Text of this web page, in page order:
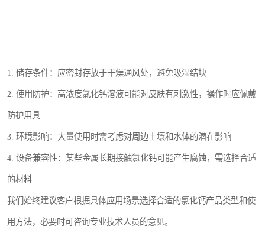
1. 储存条件：应密封存放于干燥通风处，避免吸湿结块
2. 使用防护：高浓度氯化钙溶液可能对皮肤有刺激性，操作时应佩戴
防护用具
3. 环境影响：大量使用时需考虑对周边土壤和水体的潜在影响
4. 设备兼容性：某些金属长期接触氯化钙可能产生腐蚀，需选择合适
的材料
我们始终建议客户根据具体应用场景选择合适的氯化钙产品类型和使
用方法，必要时可咨询专业技术人员的意见。